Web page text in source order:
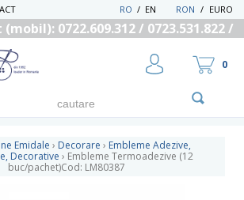
RON / EURO
EN
/
RO
0722.609.312 / 0723.531.822 /
0
Emidale › Decorare › Embleme Adezive,
Decorative › Embleme Termoadezive (12
buc/pachet)Cod: LM80387